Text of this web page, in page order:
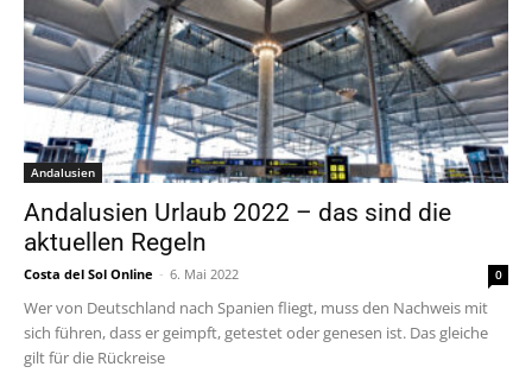
Andalusien
Andalusien Urlaub 2022 – das sind die
aktuellen Regeln
Costa del Sol Online - 6. Mai 2022 0
Wer von Deutschland nach Spanien fliegt, muss den Nachweis mit
sich führen, dass er geimpft, getestet oder genesen ist. Das gleiche
gilt für die Rückreise